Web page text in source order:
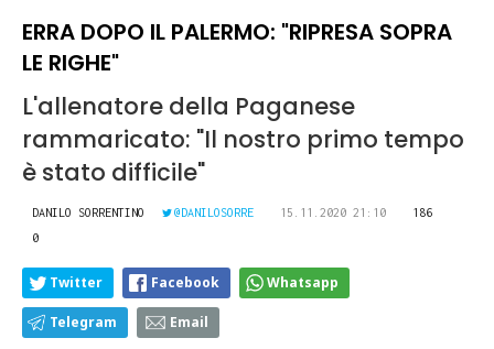
ERRA DOPO IL PALERMO: "RIPRESA SOPRA
LE RIGHE"
L'allenatore della Paganese
rammaricato: "Il nostro primo tempo
è stato difficile"
DANILO SORRENTINO @DANILOSORRE 15.11.2020 21:10
186
0
Twitter Facebook Whatsapp
Telegram Email